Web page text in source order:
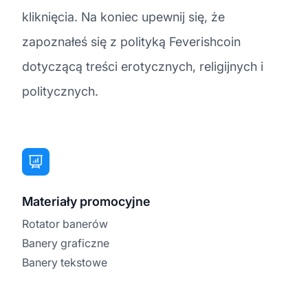
kliknięcia. Na koniec upewnij się, że
zapoznałeś się z polityką Feverishcoin
dotyczącą treści erotycznych, religijnych i
politycznych.
Materiały promocyjne
Rotator banerów
Banery graficzne
Banery tekstowe